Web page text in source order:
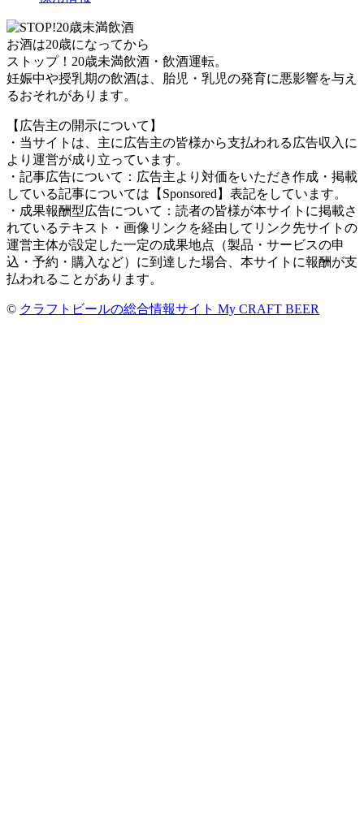
お酒は20歳になってから
ストップ！20歳未満飲酒・飲酒運転。
妊娠中や授乳期の飲酒は、胎児・乳児の発育に悪影響を与え
るおそれがあります。
【広告主の開示について】
・当サイトは、主に広告主の皆様から支払われる広告収入に
より運営が成り立っています。
・記事広告について：広告主より対価をいただき作成・掲載
している記事については【Sponsored】表記をしています。
・成果報酬型広告について：読者の皆様が本サイトに掲載さ
れているテキスト・画像リンクを経由してリンク先サイトの
運営主体が設定した一定の成果地点（製品・サービスの申
込・予約・購入など）に到達した場合、本サイトに報酬が支
払われることがあります。
© クラフトビールの総合情報サイト My CRAFT BEER